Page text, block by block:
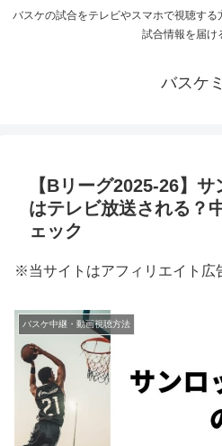
バスケの試合をテレビやスマホで視聴する
試合情報を届け
バスケ
【Bリーグ2025-26】
はテレビ放送される？
ェック
※当サイトはアフィリエイト広
バスケ中継・動画視聴方法